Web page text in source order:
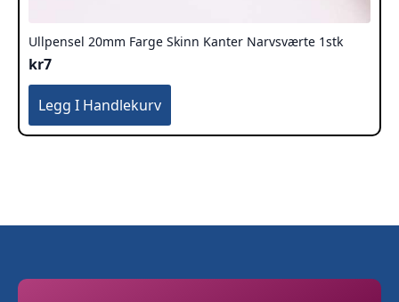
Ullpensel 20mm Farge Skinn Kanter Narvsværte 1stk
kr7
Legg I Handlekurv